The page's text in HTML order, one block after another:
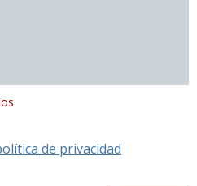
de privacidad